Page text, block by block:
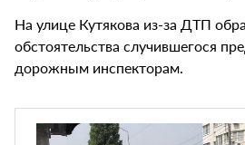
На улице Кутякова из-за ДТП
обстоятельства случившегося
дорожным инспекторам.